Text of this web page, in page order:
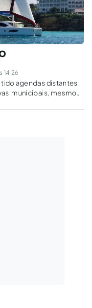
14:26
agendas distantes
municipais, mesmo